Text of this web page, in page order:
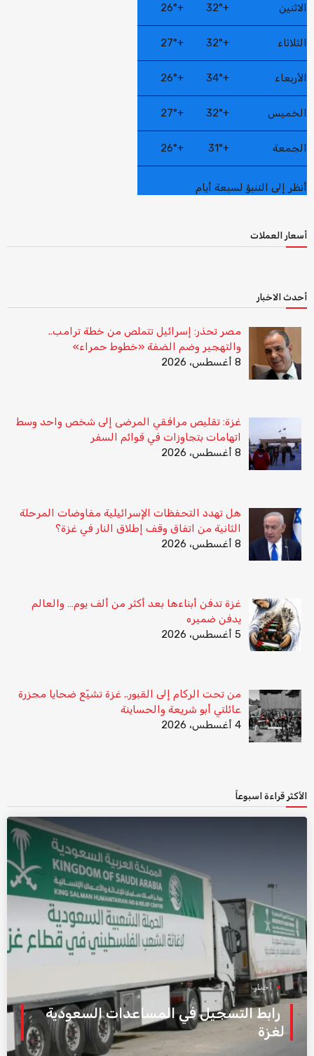
الاثنين +
32°
+
26°
الثلاثاء +
32°
+
27°
الأربعاء +
34°
+
26°
الخميس +
32°
+
27°
الجمعة +
31°
+
26°
أنظر إلى التنبؤ لسبعة أيام
أسعار العملات
أحدث الاخبار
مصر تحذر: إسرائيل تتملص من خطة ترامب..
والتهجير وضم الضفة «خطوط حمراء»
8 أغسطس، 2026
غزة: تقليص مرافقي المرضى إلى شخص واحد وسط
اتهامات بتجاوزات في قوائم السفر
8 أغسطس، 2026
هل تهدد التحفظات الإسرائيلية مفاوضات المرحلة
الثانية من اتفاق وقف إطلاق النار في غزة؟
8 أغسطس، 2026
غزة تدفن أبناءها بعد أكثر من ألف يوم… والعالم
يدفن ضميره
5 أغسطس، 2026
من تحت الركام إلى القبور.. غزة تشيّع ضحايا مجزرة
عائلتي أبو شريعة والحساينة
4 أغسطس، 2026
الأكثر قراءة اسبوعاً
أخبار
رابط التسجيل في المساعدات السعودية
لغزة